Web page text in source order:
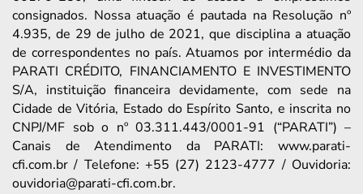
consignados. Nossa atuação é pautada na Resolução nº
4.935, de 29 de julho de 2021, que disciplina a atuação
de correspondentes no país. Atuamos por intermédio da
PARATI CRÉDITO, FINANCIAMENTO E INVESTIMENTO
S/A, instituição financeira devidamente, com sede na
Cidade de Vitória, Estado do Espírito Santo, e inscrita no
CNPJ/MF sob o nº 03.311.443/0001-91 (“PARATI”) –
Canais de Atendimento da PARATI: www.parati-
cfi.com.br / Telefone: +55 (27) 2123-4777 / Ouvidoria:
ouvidoria@parati-cfi.com.br.